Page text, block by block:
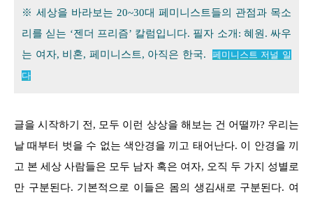
※ 세상을 바라보는 20~30대 페미니스트들의 관점과 목소
리를 싣는 ‘젠더 프리즘’ 칼럼입니다. 필자 소개: 혜원. 싸우
는 여자, 비혼, 페미니스트, 아직은 한국.
페미니스트 저널 일
다
글을 시작하기 전, 모두 이런 상상을 해보는 건 어떨까? 우리는
날 때부터 벗을 수 없는 색안경을 끼고 태어난다. 이 안경을 끼
고 본 세상 사람들은 모두 남자 혹은 여자, 오직 두 가지 성별로
만 구분된다. 기본적으로 이들은 몸의 생김새로 구분된다. 여